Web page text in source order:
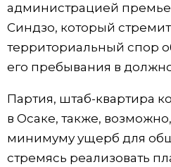
Культура
Жизнь
Технологии
администрацией
Синдзо, который
территориальный спор
его пребывания в
Партия, штаб-квартира
в Осаке, также,
минимуму ущерб для
стремясь реализовать